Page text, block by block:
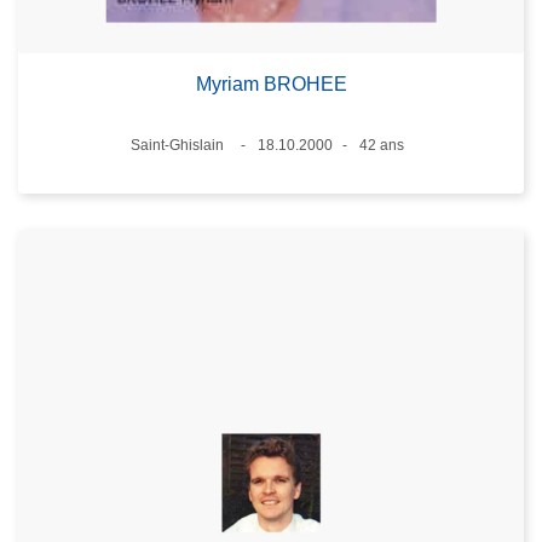
Myriam BROHEE
Lieux
Saint-Ghislain
18.10.2000
42 ans